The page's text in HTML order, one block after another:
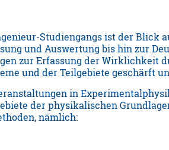
Studiengangs ist der Blick
und Auswertung bis hin zur
zur Erfassung der Wirklichkeit
und der Teilgebiete geschärft
in
der physikalischen
nämlich: